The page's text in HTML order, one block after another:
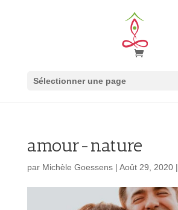
Sélectionner une page
amour-nature
par Michèle Goessens| Août 29, 2020|